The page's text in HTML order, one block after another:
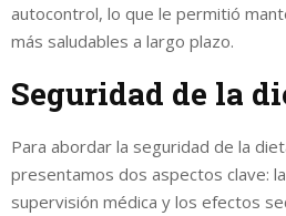
autocontrol, lo que le permitió
más saludables a largo plazo.
Seguridad de la
Para abordar la seguridad de la
presentamos dos aspectos clave:
supervisión médica y los efectos